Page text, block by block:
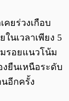
คยร่วงเกือบ
นเวลาเพียง 5
มรอยแนวโน้ม
งยืนเหนือระดับ
นอีกครั้ง